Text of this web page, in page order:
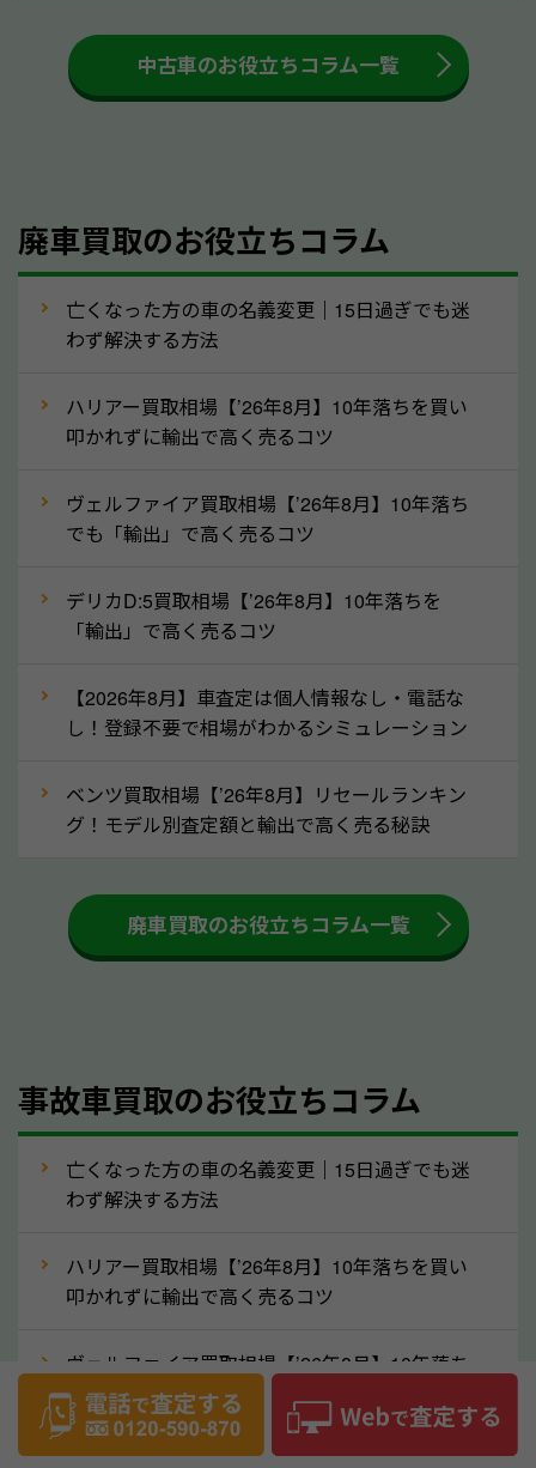
付金をお客様に返還しない業者もあります。廃車査定
をする際には、自動車税の還付金の返還があるかどう
かを確認するようにしてください。奈良県のソコカラ
人気の車種は廃車の状態でも、高価買取が可能です。
産車は高く買取が可能です。「廃車＝買取できない」
なら廃車の車も適正価格で買取できます。他社で買取
拒否となった車も価格がつく可能性があるので、諦め
でも高価買取が可能なケースは珍しくないため、まず
はWebで簡単にできる無料査定をお試しください。
実績」で確認できます。
⑤車内の簡単な清掃で買取価格アップも！
しばらく乗っていない車は、車内のシートや座席の下
が汚れていることも多いです。シミや汚れが付着して
す。車内の汚れは簡単な清掃だけで取り除けることも
多いため、査定前にチェックして、清掃をしておくの
大きな汚れがない限り必要はありません。査定に影響
するケースは少ないため、そのままお持ちいただいて
あるため、まずは奈良県のソコカラへ車の状態につい
てお気軽にご相談ください。
⑥車の需要が高まるタイミングで売るのも
高価買取のポイント！
買取依頼をするのもポイントです。車にも需要の高い
めになる可能性もあります。逆に需要が高い時期であ
れば、高い価格でも買取やすくなります。一般的に新
生活に向けた準備を始める1〜3月ごろは、中古車の
需要が高いです。また、転職者が多い9〜10月ごろ
中古車のお役立ちコラム一覧
廃車買取のお役立ちコラム
亡くなった方の車の名義変更｜15日過ぎでも迷
わず解決する方法
ハリアー買取相場【’26年8月】10年落ちを買い
叩かれずに輸出で高く売るコツ
ヴェルファイア買取相場【’26年8月】10年落ち
でも「輸出」で高く売るコツ
デリカD:5買取相場【’26年8月】10年落ちを
「輸出」で高く売るコツ
【2026年8月】車査定は個人情報なし・電話な
し！登録不要で相場がわかるシミュレーション
ベンツ買取相場【’26年8月】リセールランキン
グ！モデル別査定額と輸出で高く売る秘訣
廃車買取のお役立ちコラム一覧
事故車買取のお役立ちコラム
亡くなった方の車の名義変更｜15日過ぎでも迷
わず解決する方法
ハリアー買取相場【’26年8月】10年落ちを買い
叩かれずに輸出で高く売るコツ
ヴェルファイア買取相場【’26年8月】10年落ち
でも「輸出」で高く売るコツ
デリカD:5買取相場【’26年8月】10年落ちを